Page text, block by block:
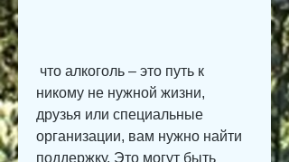
никому не нужной жизни,
друзья или специальные
организации, вам нужно найти
поддержку. Это могут быть